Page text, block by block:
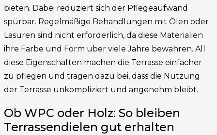
bieten. Dabei reduziert sich der Pflegeaufwand
spürbar. Regelmäßige Behandlungen mit Ölen oder
Lasuren sind nicht erforderlich, da diese Materialien
ihre Farbe und Form über viele Jahre bewahren. All
diese Eigenschaften machen die Terrasse einfacher
zu pflegen und tragen dazu bei, dass die Nutzung
der Terrasse unkompliziert und angenehm bleibt.
Ob WPC oder Holz: So bleiben
Terrassendielen gut erhalten